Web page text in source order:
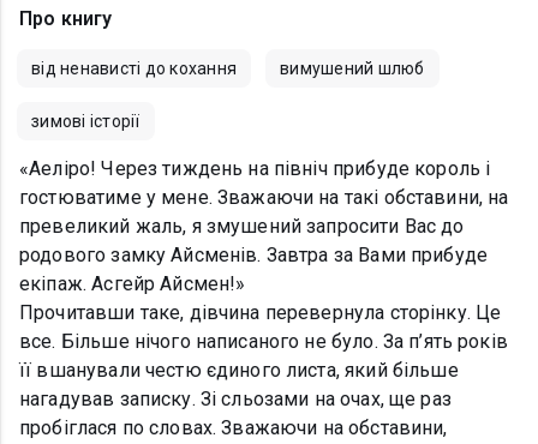
Про книгу
від ненависті до кохання вимушений шлюб
зимові історії
«Аеліро! Через тиждень на північ прибуде король і
гостюватиме у мене. Зважаючи на такі обставини, на
превеликий жаль, я змушений запросити Вас до
родового замку Айсменів. Завтра за Вами прибуде
екіпаж. Асгейр Айсмен!»
Прочитавши таке, дівчина перевернула сторінку. Це
все. Більше нічого написаного не було. За п’ять років
її вшанували честю єдиного листа, який більше
нагадував записку. Зі сльозами на очах, ще раз
пробіглася по словах. Зважаючи на обставини,